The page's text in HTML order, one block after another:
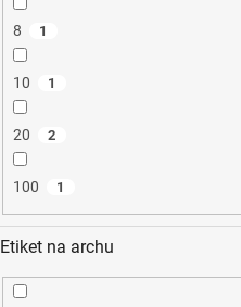
8 1
10 1
20 2
100 1
Etiket na archu